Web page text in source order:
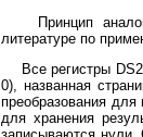
Принцип
литературе по
Все регистры
0), названная
преобразования
для хранения